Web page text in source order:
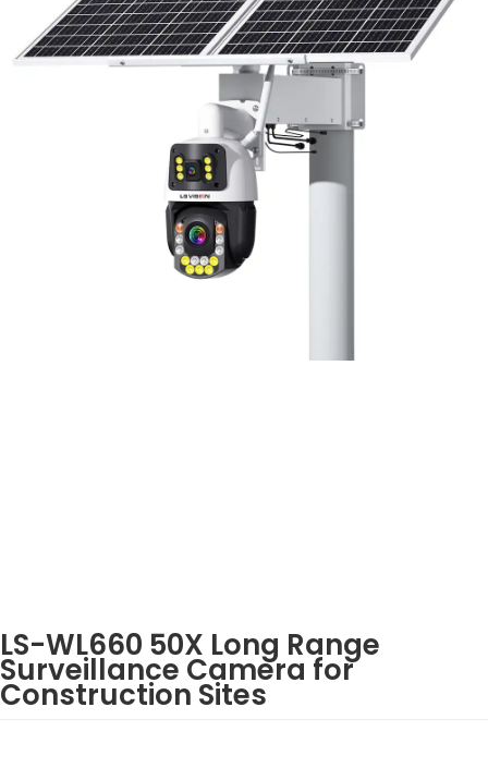
LS-WL660 50X Long Range
Surveillance Camera​ for
Construction Sites